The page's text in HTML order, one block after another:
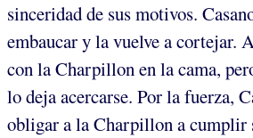
sinceridad de sus motivos.
embaucar y la vuelve a cortejar.
con la Charpillon en la cama,
lo deja acercarse. Por la fuerza,
obligar a la Charpillon a cumplir